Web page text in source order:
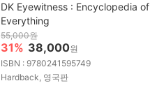
DK Eyewitness : Encyclopedia of
Everything
55,000원
31% 38,000원
ISBN : 9780241595749
Hardback, 영국판